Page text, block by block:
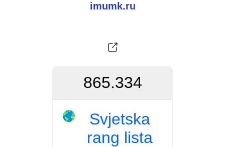
imumk.ru
865.334
Svjetska
rang lista